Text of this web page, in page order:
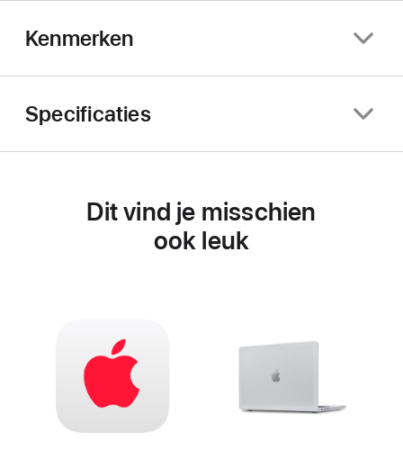
Kenmerken
Specificaties
Dit vind je misschien
ook leuk